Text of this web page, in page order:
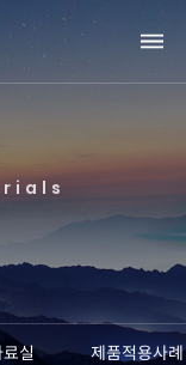
r i a l s
실 제품적용사례